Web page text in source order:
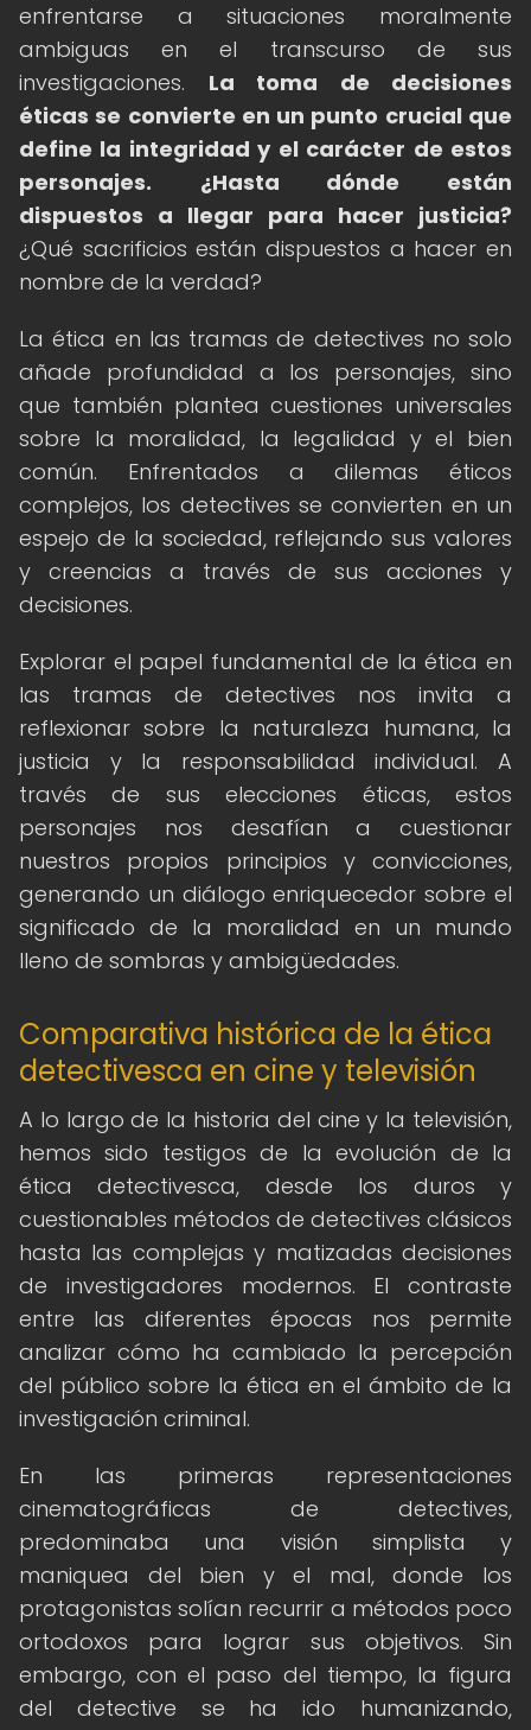
enfrentarse a situaciones moralmente
ambiguas en el transcurso de sus
investigaciones. La toma de decisiones
éticas se convierte en un punto crucial que
define la integridad y el carácter de estos
personajes.
¿Hasta dónde están
dispuestos a llegar para hacer justicia?
¿Qué sacrificios están dispuestos a hacer en
nombre de la verdad?
La ética en las tramas de detectives no solo
añade profundidad a los personajes, sino
que también plantea cuestiones universales
sobre la moralidad, la legalidad y el bien
común. Enfrentados a dilemas éticos
complejos, los detectives se convierten en un
espejo de la sociedad, reflejando sus valores
y creencias a través de sus acciones y
decisiones.
Explorar el papel fundamental de la ética en
las tramas de detectives nos invita a
reflexionar sobre la naturaleza humana, la
justicia y la responsabilidad individual. A
través de sus elecciones éticas, estos
personajes nos desafían a cuestionar
nuestros propios principios y convicciones,
generando un diálogo enriquecedor sobre el
significado de la moralidad en un mundo
lleno de sombras y ambigüedades.
Comparativa histórica de la ética
detectivesca en cine y televisión
A lo largo de la historia del cine y la televisión,
hemos sido testigos de la evolución de la
ética detectivesca, desde los duros y
cuestionables métodos de detectives clásicos
hasta las complejas y matizadas decisiones
de investigadores modernos. El contraste
entre las diferentes épocas nos permite
analizar cómo ha cambiado la percepción
del público sobre la ética en el ámbito de la
investigación criminal.
En las primeras representaciones
cinematográficas de detectives,
predominaba una visión simplista y
maniquea del bien y el mal, donde los
protagonistas solían recurrir a métodos poco
ortodoxos para lograr sus objetivos. Sin
embargo, con el paso del tiempo, la figura
del detective se ha ido humanizando,